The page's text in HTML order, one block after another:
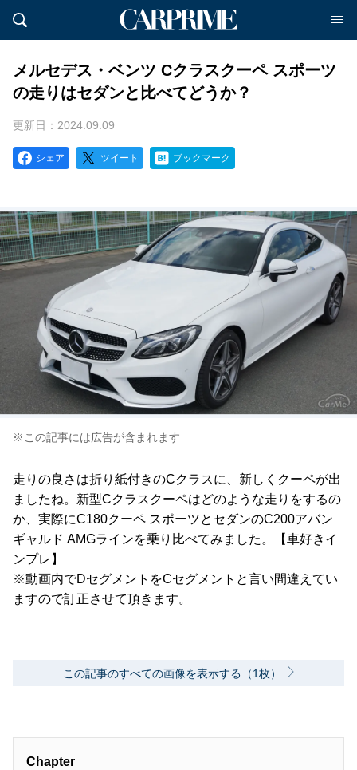
メルセデス・ベンツ Cクラスクーペ スポーツ
の走りはセダンと比べてどうか？
更新日：2024.09.09
シェア ツイート ブックマーク
※この記事には広告が含まれます
走りの良さは折り紙付きのCクラスに、新しくクーペが出
ましたね。新型Cクラスクーペはどのような走りをするの
か、実際にC180クーペ スポーツとセダンのC200アバン
ギャルド AMGラインを乗り比べてみました。【車好きイ
ンプレ】
※動画内でDセグメントをCセグメントと言い間違えてい
ますので訂正させて頂きます。
この記事のすべての画像を表示する（1枚）
Chapter